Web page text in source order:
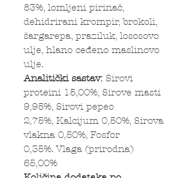
83%, lomljeni pirinač,
dehidrirani krompir, brokoli,
šargarepa, praziluk, lososovo
ulje, hlano ceđeno maslinovo
ulje.
Analitički sastav: Sirovi
proteini 15,00%, Sirove masti
9,95%, Sirovi pepeo
2,75%, Kalcijum 0,50%, Sirova
vlakna 0,50%, Fosfor
0,35%. Vlaga (prirodna)
65,00%